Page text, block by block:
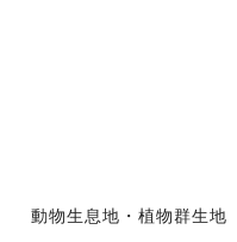
動物生息地・植物群生地